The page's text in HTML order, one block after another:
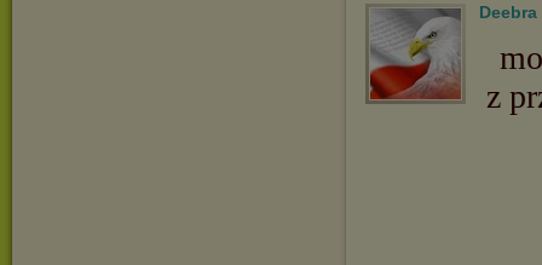
Deebra
z